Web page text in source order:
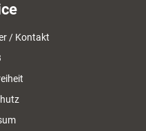
/ Kontakt